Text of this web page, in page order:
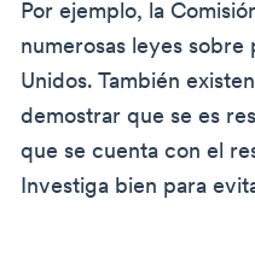
Por ejemplo, la
numerosas leyes
Unidos. También
demostrar que se es
que se cuenta con el
Investiga bien para